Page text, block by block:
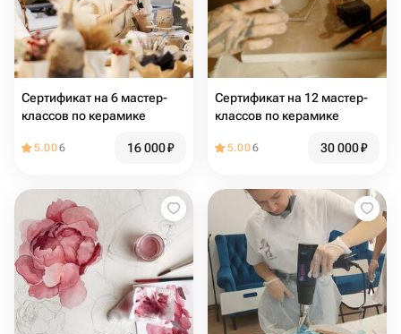
Сертификат на 6 мастер-
классов по керамике
5.006 16 000₽
Сертификат на 12 мастер-
классов по керамике
5.006 30 000₽